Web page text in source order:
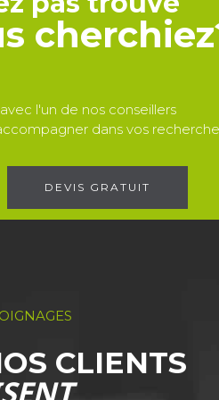
l'un de nos conseillers
dans vos
DEVIS GRATUIT
CLIENTS